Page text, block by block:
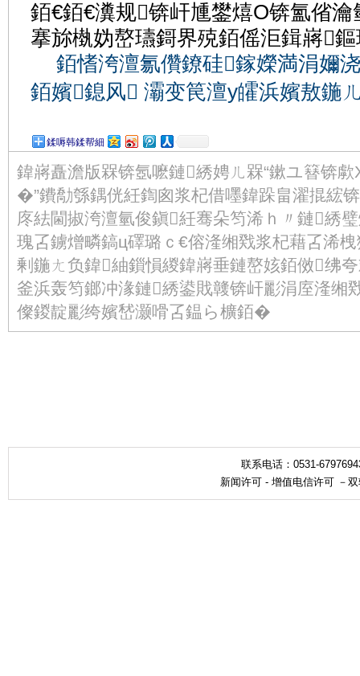
銆€銆€瀵规锛屽尰鐢熺О锛氳偗瀹
搴旀槸妫嶅瓙鎶界殑銆傜洰鍓嶈
銆愭洿澶氱儹鐐硅鎵嬫満涓嬭
銆嬪鎴风 灞变笢澶у皬浜嬪敖鍦
鍒嗕韩鍒帮細
鍏嶈矗澹版槑锛氬嚒鏈綉娉ㄦ槑“鏉ユ簮锛
�”鐨勪綔鍝侊紝鍧囪浆杞借嚜鍏跺畠濯掍綋
庝紶閫掓洿澶氫俊鎭紝骞朵笉浠ｈ〃鏈綉
瑰叾鐪熷疄鎬ц礋璐ｃ€傛湰缃戣浆杞藉叾浠
剰鍦ㄤ负鍏紬鎻愪緵鍏嶈垂鏈嶅姟銆傚绋
釜浜轰笉鎯冲湪鏈綉鍙戝竷锛屽彲涓庢湰缃
儏鍐靛彲绔嬪嵆灏嗗叾鎾ら櫎銆�
联系电话：0531-
新闻许可 - 增值电信许可 －